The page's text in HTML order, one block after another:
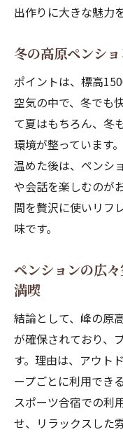
出作りに大きな魅力
冬の高原ペンシ
ポイントは、標高
空気の中で、冬でも
て夏はもちろん、冬
環境が整っています
温めた後は、ペンシ
や会話を楽しむのが
間を贅沢に使いリフ
味です。
ペンションの広
満喫
結論として、峰の原
が確保されており、
す。理由は、アウト
ープごとに利用でき
スポーツ合宿での利
せ、リラックスした